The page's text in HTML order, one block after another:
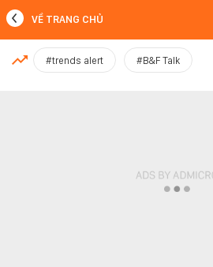
MỚI NHẤT
VỀ TRANG CHỦ
#trends alert #B&F Talk